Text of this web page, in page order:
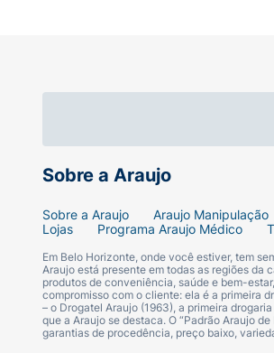
Sobre a Araujo
Sobre a Araujo Araujo Manipulação
Lojas
Programa Araujo Médico
Em Belo Horizonte, onde você estiver, tem
Araujo está presente em todas as regiões da
produtos de conveniência, saúde e bem-
compromisso com o cliente: ela é a primeira
– o Drogatel Araujo (1963), a primeira
que a Araujo se destaca. O “Padrão Araujo
garantias de procedência, preço baixo,